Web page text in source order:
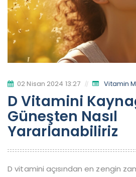
02 Nisan 2024 13:27 Vitamin
D Vitamini
Güneşten Nasıl
Yararlanabiliriz
D vitamini açısından en zengin